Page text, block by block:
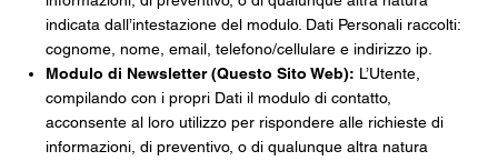
indicata dall’intestazione del modulo. Dati Personali raccolti:
cognome, nome, email, telefono/cellulare e indirizzo ip.
Modulo di Newsletter (Questo Sito Web): L’Utente,
compilando con i propri Dati il modulo di contatto,
acconsente al loro utilizzo per rispondere alle richieste di
informazioni, di preventivo, o di qualunque altra natura